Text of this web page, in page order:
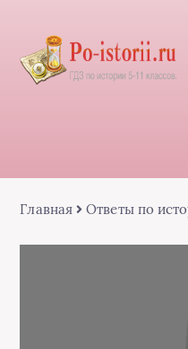
Главная Ответы по